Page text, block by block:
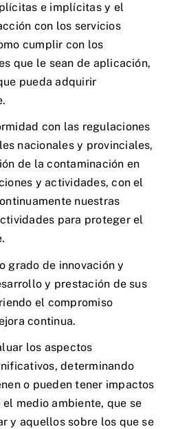
e implícitas y el
con los servicios
cumplir con los
que le sean de aplicación,
pueda adquirir
con las regulaciones
nacionales y provinciales,
de la contaminación en
y actividades, con el
nuestras
para proteger el
grado de innovación y
y prestación de sus
el compromiso
continua.
los aspectos
determinando
o pueden tener impactos
medio ambiente, que se
y aquellos sobre los que se